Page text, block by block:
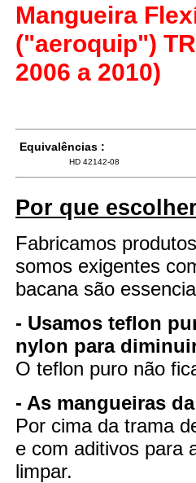
Mangueira
("aeroquip")
2006 a 2010)
Equivalências :
HD 42142-08
Por que
Fabricamos
somos exigentes
bacana são
- Usamos teflon
nylon para
O teflon puro não
- As mangueiras
Por cima da trama
e com aditivos para
limpar.